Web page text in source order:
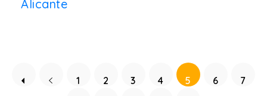
Alicante
1 2 3 4 5 6 7